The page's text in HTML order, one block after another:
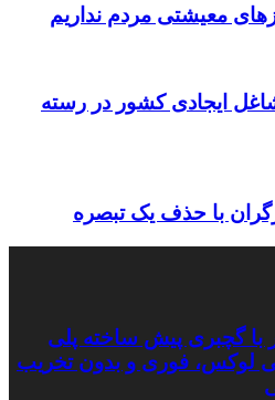
معیشتی مردم نداریم
ایجادی کشور در رسته
با حذف یک تبصره
با گچبری پیش ساخته پلی
لوکس، فوری و بدون تخریب